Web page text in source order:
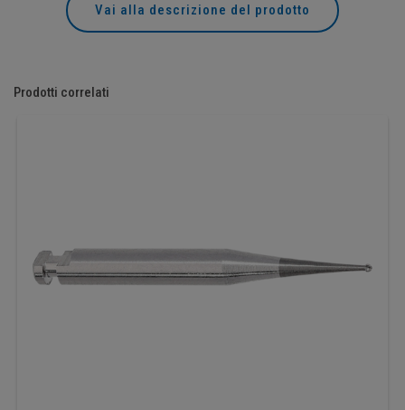
Vai alla descrizione del prodotto
Prodotti correlati